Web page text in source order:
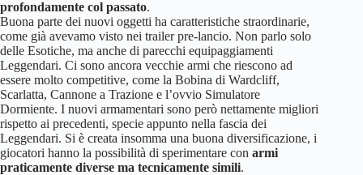
profondamente col passato.
Buona parte dei nuovi oggetti ha caratteristiche straordinarie,
come già avevamo visto nei trailer pre-lancio. Non parlo solo
delle Esotiche, ma anche di parecchi equipaggiamenti
Leggendari. Ci sono ancora vecchie armi che riescono ad
essere molto competitive, come la Bobina di Wardcliff,
Scarlatta, Cannone a Trazione e l’ovvio Simulatore
Dormiente. I nuovi armamentari sono però nettamente migliori
rispetto ai precedenti, specie appunto nella fascia dei
Leggendari. Si è creata insomma una buona diversificazione, i
giocatori hanno la possibilità di sperimentare con armi
praticamente diverse ma tecnicamente simili.